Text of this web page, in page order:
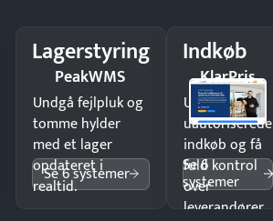
Lagerstyring
PeakWMS
Undgå fejlpluk og
tomme hylder
med et lager
opdateret i
realtid.
Se 6 systemer
Indkøb
KlarPris
Undgå
uautoriserede
indkøb og få
fuld kontrol
over
leverandører
Se 6
systemer